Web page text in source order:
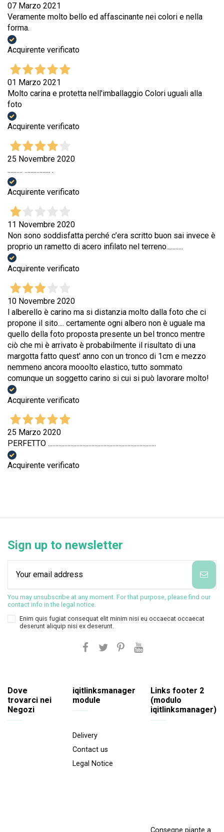
07 Marzo 2021
Veramente molto bello ed affascinante nei colori e nella
forma.
Acquirente verificato
01 Marzo 2021
Molto carina e protetta nell'imballaggio Colori uguali alla
foto
Acquirente verificato
25 Novembre 2020
.......... ................. .
Acquirente verificato
11 Novembre 2020
Non sono soddisfatta perché c’era scritto buon sai invece è
proprio un rametto di acero infilato nel terreno...........
Acquirente verificato
10 Novembre 2020
l alberello è carino ma si distanzia molto dalla foto che ci
propone il sito.... certamente ogni albero non è uguale ma
quello della foto proposta presente un bel tronco mentre
ciò che mi è arrivato è probabilmente il risultato di una
margotta fatto quest' anno con un tronco di 1cm e mezzo
nemmeno ancora mooolto elastico, tutto sommato
comunque un soggetto carino si cui si può lavorare molto!
Acquirente verificato
25 Marzo 2020
PERFETTO ........................................................................
Acquirente verificato
Sign up to newsletter
You may unsubscribe at any moment. For that purpose, please find our
contact info in the legal notice.
Enim quis fugiat consequat elit minim nisi eu occaecat occaecat
deserunt aliquip nisi ex deserunt.
Dove
trovarci nei
Negozi
iqitlinksmanager
module
Delivery
Contact us
Legal Notice
Links footer 2
(modulo
iqitlinksmanager)
Consegne piante a